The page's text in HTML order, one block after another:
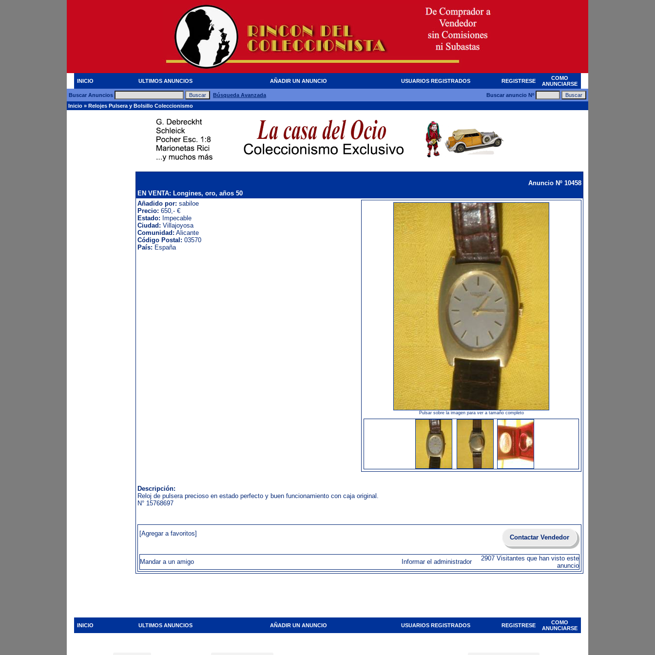
INICIO ULTIMOS ANUNCIOS AÑADIR UN ANUNCIO USUARIOS REGISTRADOS REGISTRESE
COMO
ANUNCIARSE
Buscar Anuncios
Búsqueda Avanzada
Buscar anuncio Nº
Inicio » Relojes Pulsera y Bolsillo Coleccionismo
Anuncio Nº 10458
EN VENTA: Longines, oro, años 50
Añadido por: sabiloe
Precio: 650,- €
Estado: Impecable
Ciudad: Villajoyosa
Comunidad: Alicante
Código Postal: 03570
País: España
Pulsar sobre la imagen para ver a tamaño completo
Descripción:
Reloj de pulsera precioso en estado perfecto y buen funcionamiento con caja original.
N° 15768697
[Agregar a favoritos]
Contactar Vendedor
Mandar a un amigo Informar el administrador
2907 Visitantes que han visto este
anuncio
INICIO ULTIMOS ANUNCIOS AÑADIR UN ANUNCIO USUARIOS REGISTRADOS REGISTRESE
COMO
ANUNCIARSE